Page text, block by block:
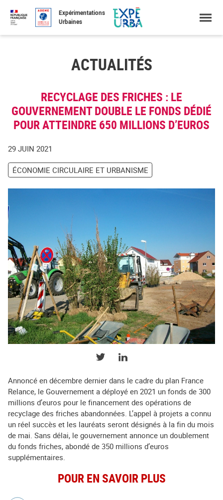
contenu
une
recherche
Expérimentations
Urbaines
ACTUALITÉS
RECYCLAGE DES FRICHES : LE
GOUVERNEMENT DOUBLE LE FONDS DÉDIÉ
POUR ATTEINDRE 650 MILLIONS D’EUROS
29 JUIN 2021
ÉCONOMIE CIRCULAIRE ET URBANISME
PARTAGER SUR TWITTER
PARTAGER SUR LINKEDIN
Annoncé en décembre dernier dans le cadre du plan France
Relance, le Gouvernement a déployé en 2021 un fonds de 300
millions d’euros pour le financement des opérations de
recyclage des friches abandonnées. L’appel à projets a connu
un réel succès et les lauréats seront désignés à la fin du mois
de mai. Sans délai, le gouvernement annonce un doublement
du fonds friches, abondé de 350 millions d’euros
supplémentaires.
POUR EN SAVOIR PLUS